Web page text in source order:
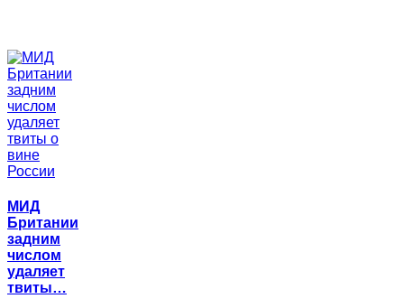
МИД
Британии
задним
числом
удаляет
твиты…